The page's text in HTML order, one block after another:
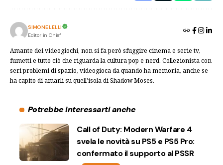
SIMONE LELLI
Editor in Chief
Amante dei videogiochi, non si fa però sfuggire cinema e serie tv,
fumetti e tutto ciò che riguarda la cultura pop e nerd. Collezionista con
seri problemi di spazio, videogioca da quando ha memoria, anche se
ha capito di amarli su quell'isola di Shadow Moses.
Potrebbe interessarti anche
Call of Duty: Modern Warfare 4
svela le novità su PS5 e PS5 Pro:
confermato il supporto al PSSR